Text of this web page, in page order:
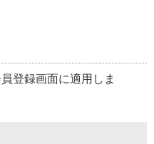
登録画面に適用しま